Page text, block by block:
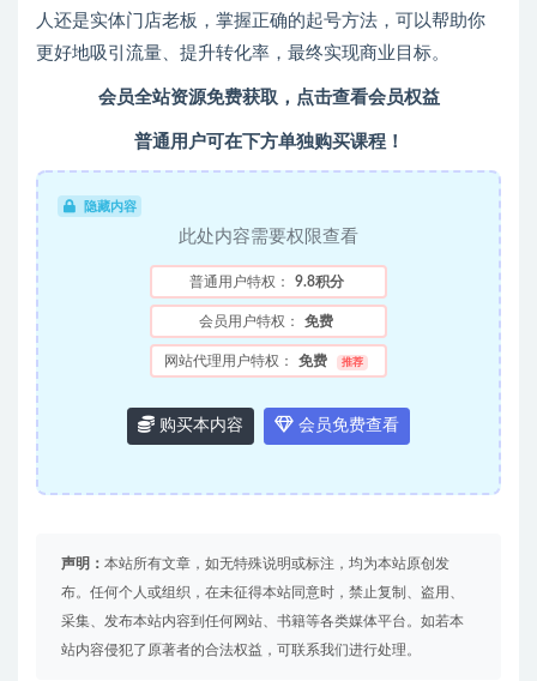
人还是实体门店老板，掌握正确的起号方法，可以帮助你
更好地吸引流量、提升转化率，最终实现商业目标。
会员全站资源免费获取，点击查看会员权益
普通用户可在下方单独购买课程！
隐藏内容
此处内容需要权限查看
普通用户特权： 9.8积分
会员用户特权： 免费
网站代理用户特权： 免费 推荐
购买本内容 会员免费查看
声明： 本站所有文章，如无特殊说明或标注，均为本站原创发
布。任何个人或组织，在未征得本站同意时，禁止复制、盗用、
采集、发布本站内容到任何网站、书籍等各类媒体平台。如若本
站内容侵犯了原著者的合法权益，可联系我们进行处理。